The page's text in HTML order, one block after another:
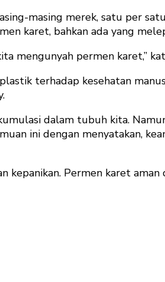
masing merek, satu per
karet, bahkan ada yang
mengunyah permen karet,”
terhadap kesehatan
dalam tubuh kita.
ini dengan menyatakan,
Permen karet